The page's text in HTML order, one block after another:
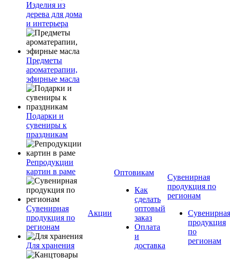
Изделия из
дерева для дома
и интерьера
Предметы
ароматерапии,
эфирные масла
Подарки и
сувениры к
праздникам
Репродукции
картин в раме
Сувенирная
продукция по
регионам
Для хранения
Акции
Оптовикам
Как
сделать
оптовый
заказ
Оплата
и
доставка
Сувенирная
продукция по
регионам
Сувенирная
продукция
по
регионам